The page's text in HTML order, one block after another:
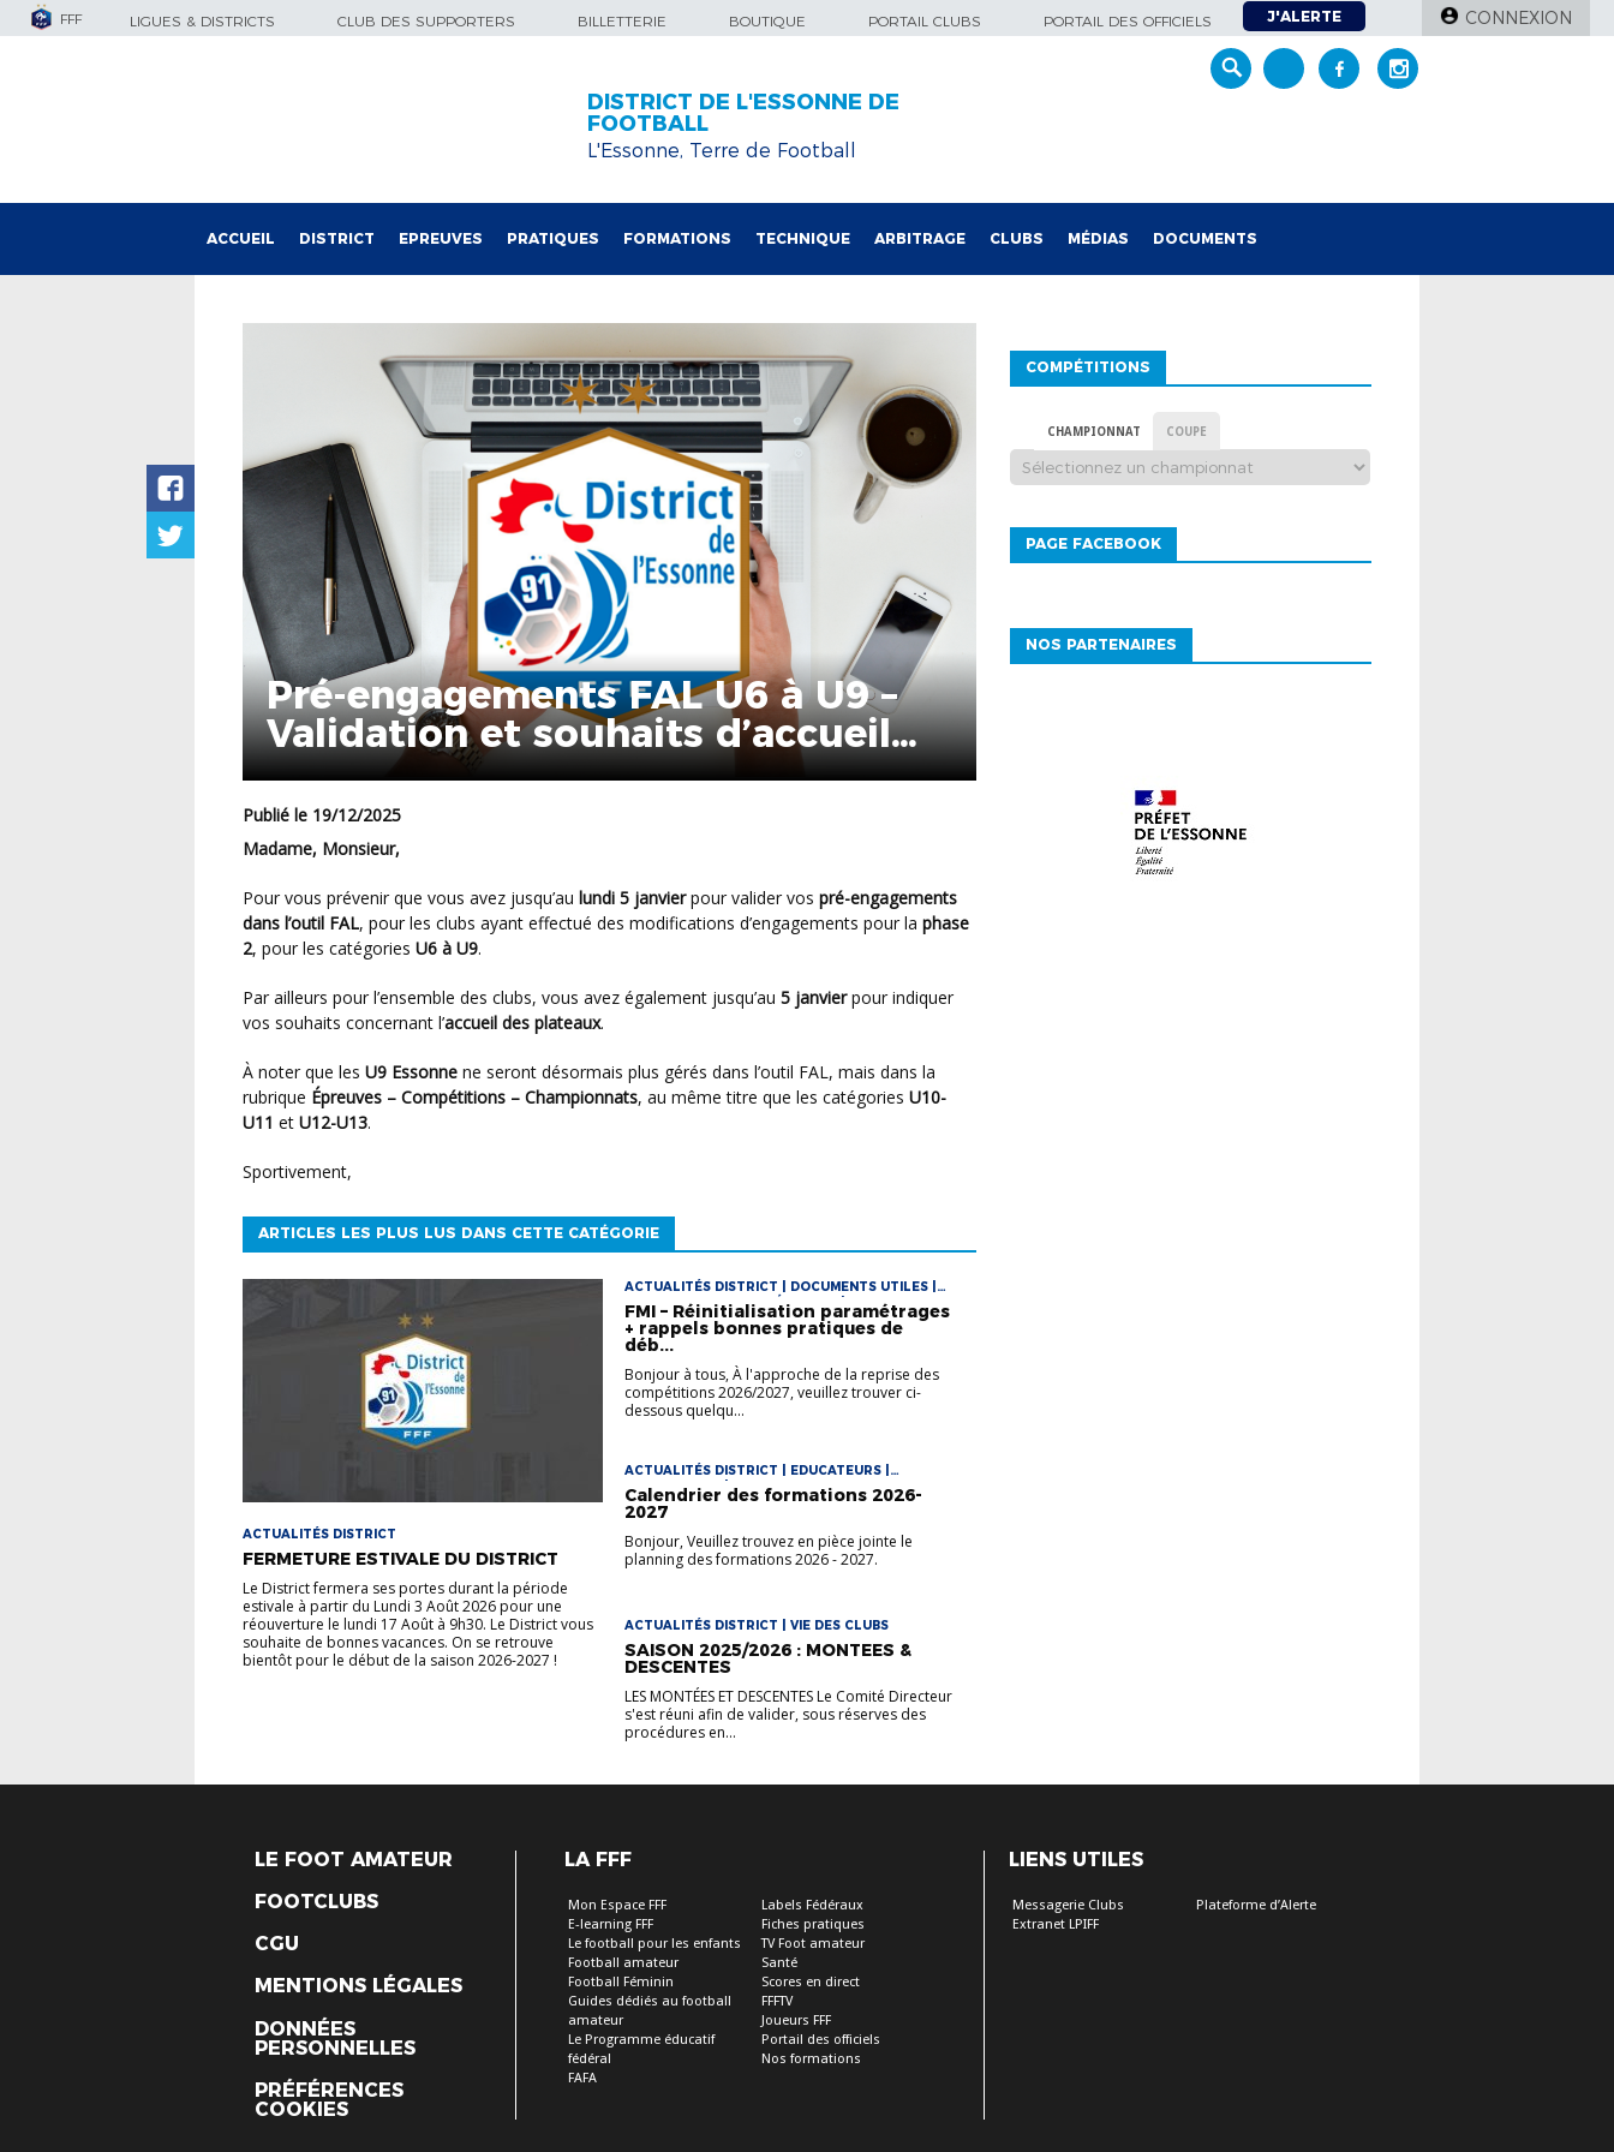
FFF LIGUES & DISTRICTS CLUB DES SUPPORTERS BILLETTERIE BOUTIQUE PORTAIL CLUBS PORTAIL DES OFFICIELS J'ALERTE CONNEXION
DISTRICT DE L'ESSONNE DE
FOOTBALL
L'Essonne, Terre de Football
ACCUEIL DISTRICT EPREUVES PRATIQUES FORMATIONS TECHNIQUE ARBITRAGE CLUBS MÉDIAS DOCUMENTS
Pré-engagements FAL U6 à U9 –
Validation et souhaits d’accueil
des plateaux – Phase 2
Publié le 19/12/2025
Madame, Monsieur,
Pour vous prévenir que vous avez jusqu’au lundi 5 janvierpour valider vos pré-engagements
dans l’outil FAL, pour les clubs ayant effectué des modifications d’engagements pour la phase
2, pour les catégories U6 à U9.
Par ailleurs pour l’ensemble des clubs, vous avez également jusqu’au 5 janvierpour indiquer
vos souhaits concernant l’accueil des plateaux.
À noter que les U9 Essonne ne seront désormais plus gérés dans l’outil FAL, mais dans la
rubrique Épreuves – Compétitions – Championnats, au même titre que les catégories U10-
U11 et U12-U13.
Sportivement,
ARTICLES LES PLUS LUS DANS CETTE CATÉGORIE
ACTUALITÉS DISTRICT
FERMETURE ESTIVALE DU DISTRICT
Le District fermera ses portes durant la période
estivale à partir du Lundi 3 Août 2026 pour une
réouverture le lundi 17 Août à 9h30. Le District vous
souhaite de bonnes vacances. On se retrouve
bientôt pour le début de la saison 2026-2027 !
ACTUALITÉS DISTRICT | DOCUMENTS UTILES |
DOCUMENTS UTILES FÉMININES | DOCUMENTS
UTILES FOOT LOISIR | DOCUMENTS UTILES
FUTSAL | VIE DES CLUBS
FMI – Réinitialisation paramétrages
+ rappels bonnes pratiques de
déb...
Bonjour à tous, À l'approche de la reprise des
compétitions 2026/2027, veuillez trouver ci-
dessous quelqu...
ACTUALITÉS DISTRICT | EDUCATEURS |
ENTRAINEURS | VIE DES CLUBS
Calendrier des formations 2026-
2027
Bonjour, Veuillez trouvez en pièce jointe le
planning des formations 2026 - 2027.
ACTUALITÉS DISTRICT | VIE DES CLUBS
SAISON 2025/2026 : MONTEES &
DESCENTES
LES MONTÉES ET DESCENTES Le Comité Directeur
s'est réuni afin de valider, sous réserves des
procédures en...
COMPÉTITIONS
CHAMPIONNAT COUPE
PAGE FACEBOOK
NOS PARTENAIRES
LE FOOT AMATEUR
FOOTCLUBS
CGU
MENTIONS LÉGALES
DONNÉES
PERSONNELLES
PRÉFÉRENCES
COOKIES
LA FFF
Mon Espace FFF
E-learning FFF
Le football pour les enfants
Football amateur
Football Féminin
Guides dédiés au football
amateur
Le Programme éducatif
fédéral
FAFA
Labels Fédéraux
Fiches pratiques
TV Foot amateur
Santé
Scores en direct
FFFTV
Joueurs FFF
Portail des officiels
Nos formations
LIENS UTILES
Messagerie Clubs
Extranet LPIFF
Plateforme d’Alerte